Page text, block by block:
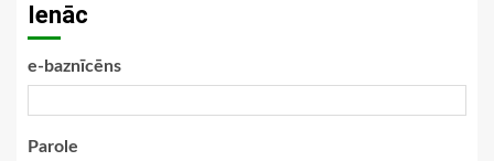
Ienāc
e-baznīcēns
Parole